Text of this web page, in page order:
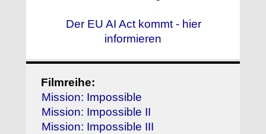
Der EU AI Act kommt - hier
informieren
Filmreihe:
Mission: Impossible
Mission: Impossible II
Mission: Impossible III